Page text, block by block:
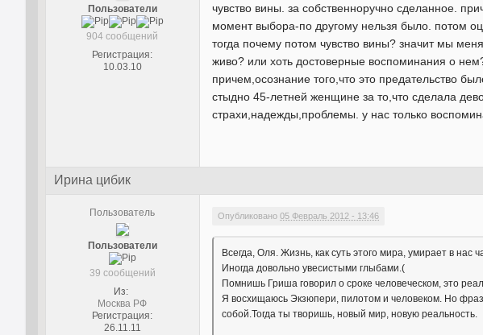
Пользователи
904 сообщений
Регистрация:
10.03.10
чувство вины. за собственноручно сделанное.
момент выбора-по другому нельзя было. потом
тогда почему потом чувство вины? значит мы
живо? или хоть достоверные воспоминания о
причем,осознание того,что это предательство
стыдно 45-летней женщине за то,что сделала
страхи,надежды,проблемы. у нас только
Ирина цибик
Пользователь
Пользователи
39 сообщений
Из:
Москва РФ
Регистрация:
26.11.11
Опубликовано05 Февраль 2012 - 13:46
Всегда, Оля. Жизнь, как суть этого мира, умирает в нас
Иногда довольно увесистыми глыбами.(
Помнишь Гриша говорил о сроке человеческом, это
Я восхищаюсь Экзюпери, пилотом и человеком. Но
собой.Тогда ты творишь, новый мир, новую реальность.